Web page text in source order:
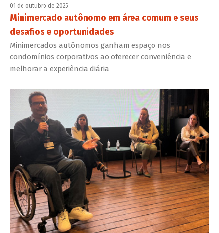
01 de outubro de 2025
Minimercado autônomo em área comum e seus
desafios e oportunidades
Minimercados autônomos ganham espaço nos
condomínios corporativos ao oferecer conveniência e
melhorar a experiência diária